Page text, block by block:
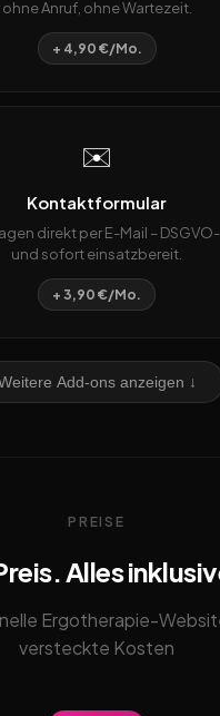
ohne Anruf, ohne Wartezeit.
+ 4,90 €/Mo.
✉️
Kontaktformular
direkt per E-Mail –
und sofort einsatzbereit.
+ 3,90 €/Mo.
Add-ons anzeigen ↓
PREISE
Alles
Ergotherapie-
versteckte Kosten